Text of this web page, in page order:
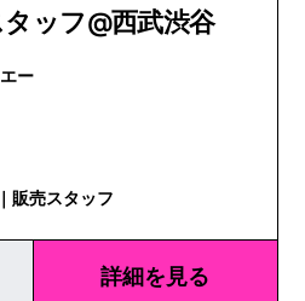
ッフ@西武渋谷
エー
販売スタッフ
詳細を見る